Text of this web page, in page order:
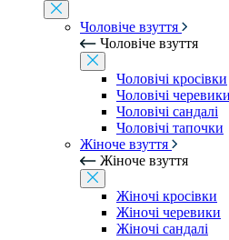
Чоловіче взуття
Чоловіче взуття
Чоловічі кросівки
Чоловічі черевики
Чоловічі сандалі
Чоловічі тапочки
Жіноче взуття
Жіноче взуття
Жіночі кросівки
Жіночі черевики
Жіночі сандалі